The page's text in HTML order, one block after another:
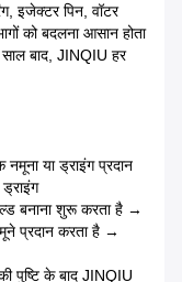
इजेक्टर पिन, वॉटर
को बदलना आसान होता
साल बाद, JINQIU हर
या ड्राइंग प्रदान
बनाना शुरू करता है →
प्रदान करता है →
पुष्टि के बाद JINQIU